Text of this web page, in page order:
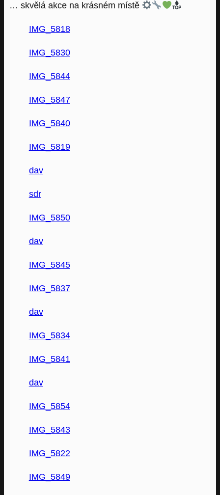
… skvělá akce na krásném místě
IMG_5818
IMG_5830
IMG_5844
IMG_5847
IMG_5840
IMG_5819
dav
sdr
IMG_5850
dav
IMG_5845
IMG_5837
dav
IMG_5834
IMG_5841
dav
IMG_5854
IMG_5843
IMG_5822
IMG_5849